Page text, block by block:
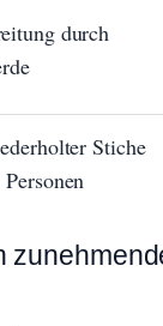
durch
Stiche